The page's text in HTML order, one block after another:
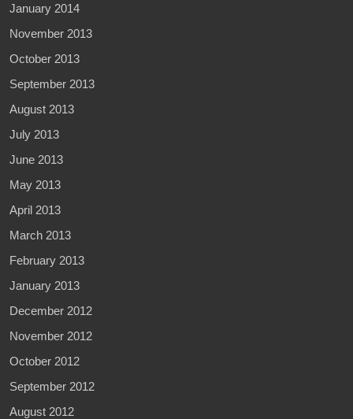
January 2014
November 2013
October 2013
September 2013
August 2013
July 2013
June 2013
May 2013
April 2013
March 2013
February 2013
January 2013
December 2012
November 2012
October 2012
September 2012
August 2012